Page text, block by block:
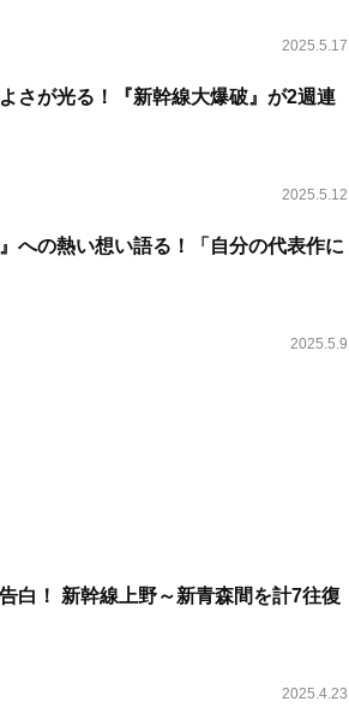
2025.5.17
さが光る！『新幹線大爆破』が2週連
2025.5.12
への熱い想い語る！「自分の代表作に
2025.5.9
白！ 新幹線上野～新青森間を計7往復
2025.4.23